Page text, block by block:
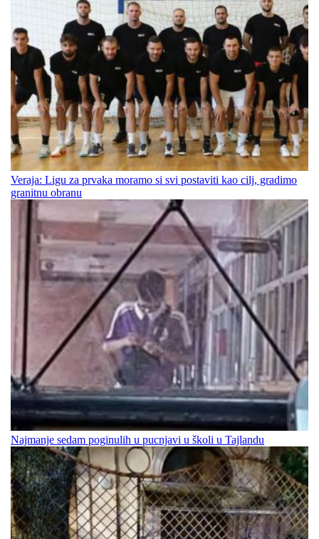
Veraja: Ligu za prvaka moramo si svi postaviti kao cilj, gradimo
granitnu obranu
Najmanje sedam poginulih u pucnjavi u školi u Tajlandu